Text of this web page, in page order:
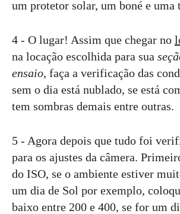
um protetor solar, um boné e uma
4 - O lugar! Assim que chegar no
na locação escolhida para sua
ensaio, faça a verificação das
sem o dia está nublado, se está
tem sombras demais entre outras.
5 - Agora depois que tudo foi
para os ajustes da câmera.
do ISO, se o ambiente estiver
um dia de Sol por exemplo,
baixo entre 200 e 400, se for um